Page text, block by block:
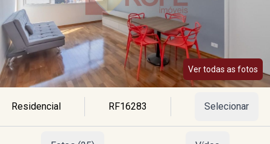
Ver todas as fotos
Residencial RF16283 Selecionar